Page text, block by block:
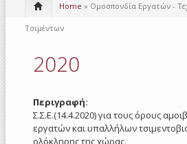
Home » Ομοσπονδία Εργατών -
Τσιμέντων
2020
Περιγραφή:
Σ.Σ.Ε.(14.4.2020) για τους όρους
εργατών και υπαλλήλων
ολόκληρης της χώρας.